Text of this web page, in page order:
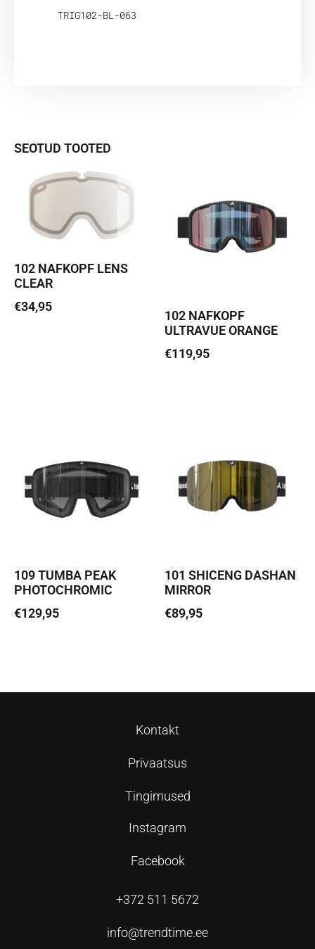
TRIG102-BL-063
SEOTUD TOOTED
102 NAFKOPF LENS
CLEAR
€34,95
102 NAFKOPF
ULTRAVUE ORANGE
€119,95
109 TUMBA PEAK
PHOTOCHROMIC
€129,95
101 SHICENG DASHAN
MIRROR
€89,95
Kontakt
Privaatsus
Tingimused
Instagram
Facebook
+372 511 5672
info@trendtime.ee